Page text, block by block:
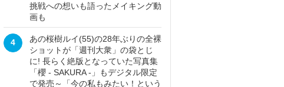
挑戦への想いも語ったメイキング動
画も
4
あの桜樹ルイ(55)の28年ぶりの全裸
ショットが「週刊大衆」の袋とじ
に! 長らく絶版となっていた写真集
「櫻 - SAKURA -」もデジタル限定
で発売～「今の私もみたい！という